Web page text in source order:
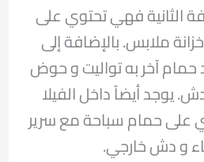
الثانية فهي تحتوي على
ملابس. بالإضافة إلى
حمام آخر به تواليت و حوض
يوجد أيضاً داخل الفيلا
على حمام سباحة مع سرير
و دش خارجي.